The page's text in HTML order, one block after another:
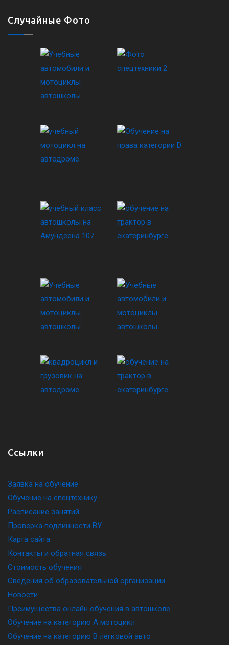
Случайные Фото
Ссылки
Заявка на обучение
Обучение на спецтехнику
Расписание занятий
Проверка подлинности ВУ
Карта сайта
Контакты и обратная связь
Стоимость обучения
Сведения об образовательной организации
Новости
Преимущества онлайн обучения в автошколе
Обучение на категорию A мотоцикл
Обучение на категорию B легковой авто